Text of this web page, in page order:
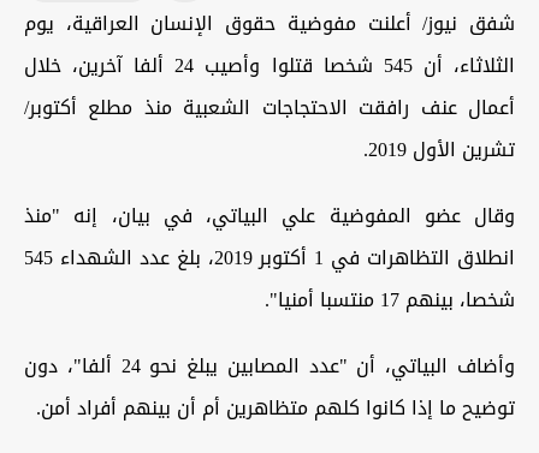
شفق نيوز/ أعلنت مفوضية حقوق الإنسان العراقية، يوم
الثلاثاء، أن 545 شخصا قتلوا وأصيب 24 ألفا آخرين، خلال
أعمال عنف رافقت الاحتجاجات الشعبية منذ مطلع أكتوبر/
تشرين الأول 2019.
وقال عضو المفوضية علي البياتي، في بيان، إنه "منذ
انطلاق التظاهرات في 1 أكتوبر 2019، بلغ عدد الشهداء 545
شخصا، بينهم 17 منتسبا أمنيا".
وأضاف البياتي، أن "عدد المصابين يبلغ نحو 24 ألفا"، دون
توضيح ما إذا كانوا كلهم متظاهرين أم أن بينهم أفراد أمن.